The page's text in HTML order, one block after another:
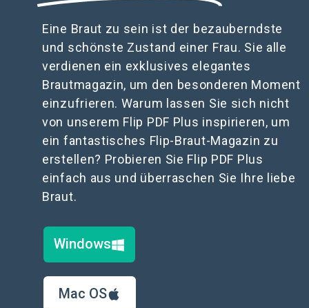
Eine Braut zu sein ist der bezauberndste
und schönste Zustand einer Frau. Sie alle
verdienen ein exklusives elegantes
Brautmagazin, um den besonderen Moment
einzufrieren. Warum lassen Sie sich nicht
von unserem Flip PDF Plus inspirieren, um
ein fantastisches Flip-Braut-Magazin zu
erstellen? Probieren Sie Flip PDF Plus
einfach aus und überraschen Sie Ihre liebe
Braut.
Windows
Mac OS